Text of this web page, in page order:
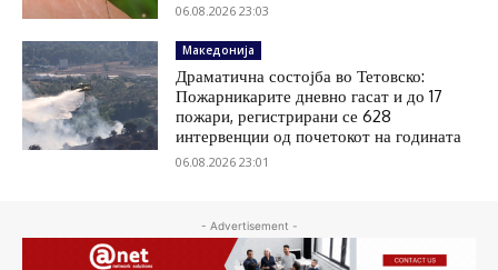
06.08.2026 23:03
Македонија
Драматична состојба во Тетовско:
Пожарникарите дневно гасат и до 17
пожари, регистрирани се 628
интервенции од почетокот на годината
06.08.2026 23:01
- Advertisement -